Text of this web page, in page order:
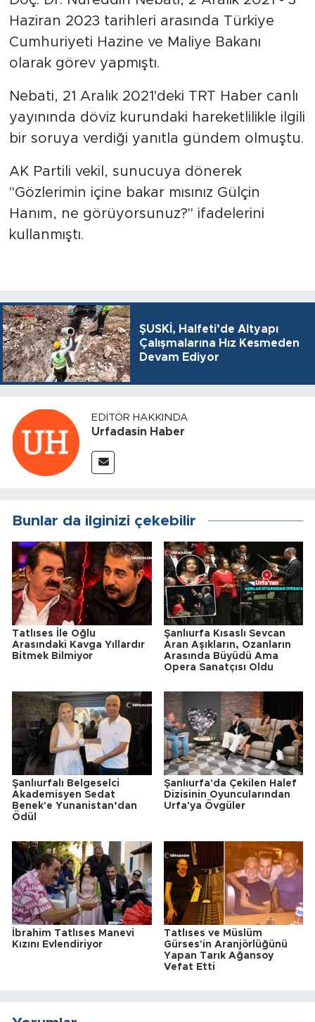
Haziran 2023 tarihleri arasında Türkiye
Cumhuriyeti Hazine ve Maliye Bakanı
olarak görev yapmıştı.
Nebati, 21 Aralık 2021'deki TRT Haber canlı
yayınında döviz kurundaki hareketlilikle ilgili
bir soruya verdiği yanıtla gündem olmuştu.
AK Partili vekil, sunucuya dönerek
"Gözlerimin içine bakar mısınız Gülçin
Hanım, ne görüyorsunuz?" ifadelerini
kullanmıştı.
ŞUSKİ, Halfeti’de Altyapı
Çalışmalarına Hız Kesmeden
Devam Ediyor
EDITÖR HAKKINDA
Urfadasin Haber
Bunlar da ilginizi çekebilir
Tatlıses İle Oğlu
Arasındaki Kavga Yıllardır
Bitmek Bilmiyor
Şanlıurfa Kısaslı Sevcan
Aran Aşıkların, Ozanların
Arasında Büyüdü Ama
Opera Sanatçısı Oldu
Şanlıurfalı Belgeselci
Akademisyen Sedat
Benek'e Yunanistan’dan
Ödül
Şanlıurfa'da Çekilen Halef
Dizisinin Oyuncularından
Urfa'ya Övgüler
İbrahim Tatlıses Manevi
Kızını Evlendiriyor
Tatlıses ve Müslüm
Gürses'in Aranjörlüğünü
Yapan Tarık Ağansoy
Vefat Etti